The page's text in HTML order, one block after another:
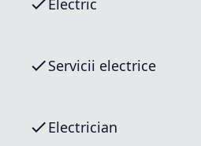
Electric
Servicii electrice
Electrician